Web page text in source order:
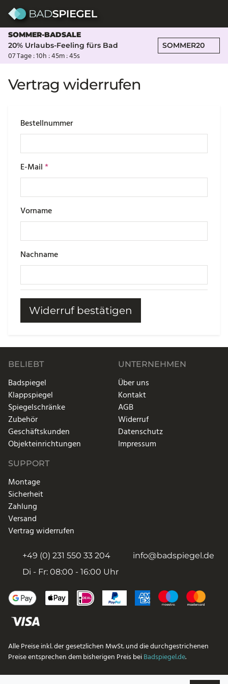
Skip to content
SOMMER-BADSALE
20% Urlaubs-Feeling fürs Bad
07 Tage :10h :45m :45s
SOMMER20
Vertrag widerrufen
Bestellnummer
E-Mail*
Vorname
Nachname
Widerruf bestätigen
BELIEBT
Badspiegel
Klappspiegel
Spiegelschränke
Zubehör
Geschäftskunden
Objekteinrichtungen
UNTERNEHMEN
Über uns
Kontakt
AGB
Widerruf
Datenschutz
Impressum
SUPPORT
Montage
Sicherheit
Zahlung
Versand
Vertrag widerrufen
+49 (0) 231 550 33 204
info@badspiegel.de
Di - Fr: 08:00 - 16:00 Uhr
Alle Preise inkl. der gesetzlichen MwSt. und die durchgestrichenen
Preise entsprechen dem bisherigen Preis beiBadspiegel.de.